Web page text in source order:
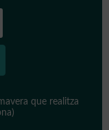
que realitza